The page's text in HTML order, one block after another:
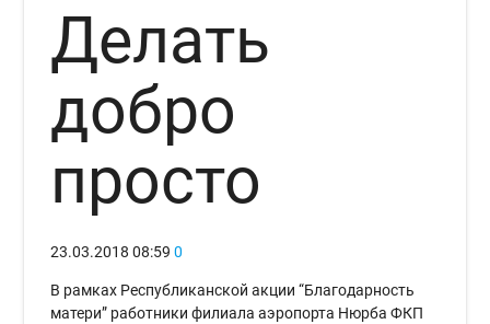
Делать
добро
просто
23.03.2018 08:59 0
В рамках Республиканской акции “Благодарность
матери” работники филиала аэропорта Нюрба ФКП